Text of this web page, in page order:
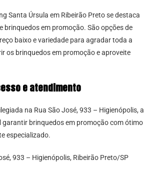
Santa Úrsula em Ribeirão Preto se destaca
brinquedos em promoção. São opções de
baixo e variedade para agradar toda a
os brinquedos em promoção e aproveite
e atendimento
na Rua São José, 933 – Higienópolis, a
garantir brinquedos em promoção com ótimo
especializado.
933 – Higienópolis, Ribeirão Preto/SP